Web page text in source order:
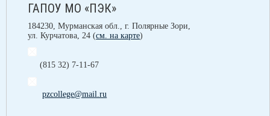
ГАПОУ МО «ПЭК»
184230, Мурманская обл., г. Полярные Зори,
ул. Курчатова, 24 (см. на карте)
(815 32) 7-11-67
pzcollege@mail.ru